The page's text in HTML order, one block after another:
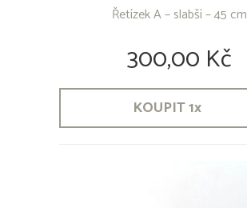
Řetízek A – slabší – 45 cm
300,00 Kč
KOUPIT1x